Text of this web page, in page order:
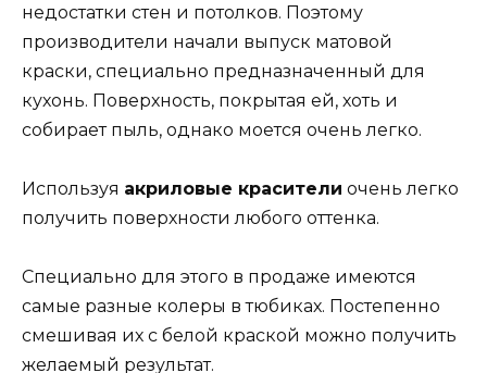
недостатки стен и потолков. Поэтому
производители начали выпуск матовой
краски, специально предназначенный для
кухонь. Поверхность, покрытая ей, хоть и
собирает пыль, однако моется очень легко.
Используя акриловые красители очень легко
получить поверхности любого оттенка.
Специально для этого в продаже имеются
самые разные колеры в тюбиках. Постепенно
смешивая их с белой краской можно получить
желаемый результат.